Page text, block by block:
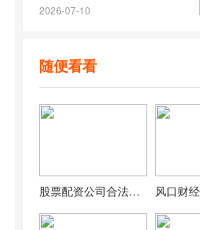
2026-07-10
随便看看
股票配资公司合法吗？小心借钱炒股的高杠杆风险